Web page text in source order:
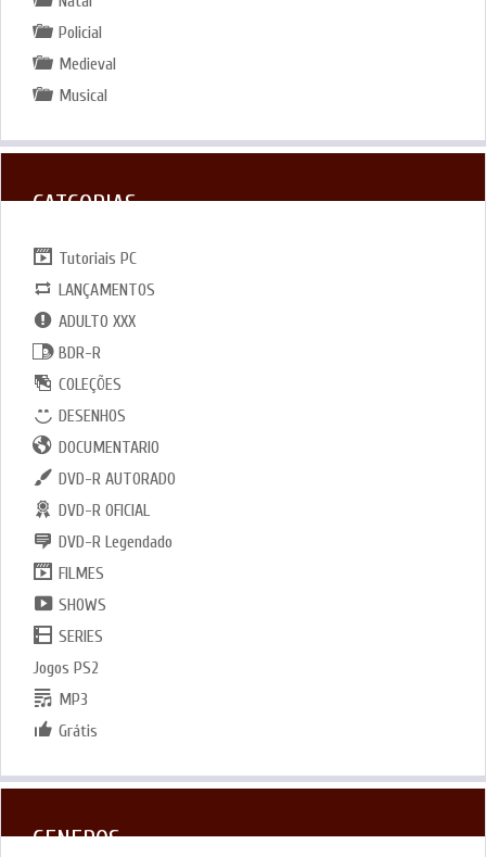
Policial
Medieval
Musical
CATGORIAS
Tutoriais PC
LANÇAMENTOS
ADULTO XXX
BDR-R
COLEÇÕES
DESENHOS
DOCUMENTARIO
DVD-R AUTORADO
DVD-R OFICIAL
DVD-R Legendado
FILMES
SHOWS
SERIES
Jogos PS2
MP3
Grátis
GENEROS